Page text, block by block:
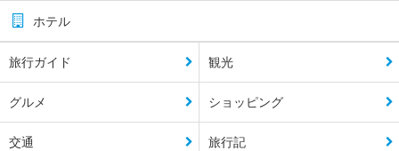
ホテル
旅行ガイド 観光
グルメ ショッピング
交通 旅行記